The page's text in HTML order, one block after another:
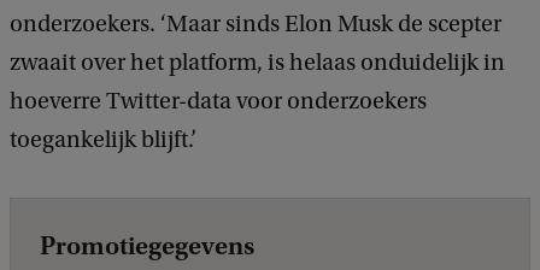
onderzoekers. ‘Maar sinds Elon Musk de scepter
zwaait over het platform, is helaas onduidelijk in
hoeverre Twitter-data voor onderzoekers
toegankelijk blijft.’
Promotiegegevens